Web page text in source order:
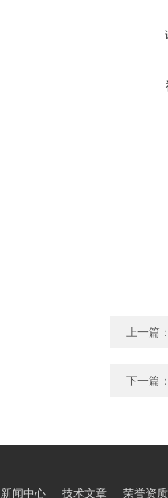
上一篇
下一篇
新闻中心 技术文章 荣誉资质